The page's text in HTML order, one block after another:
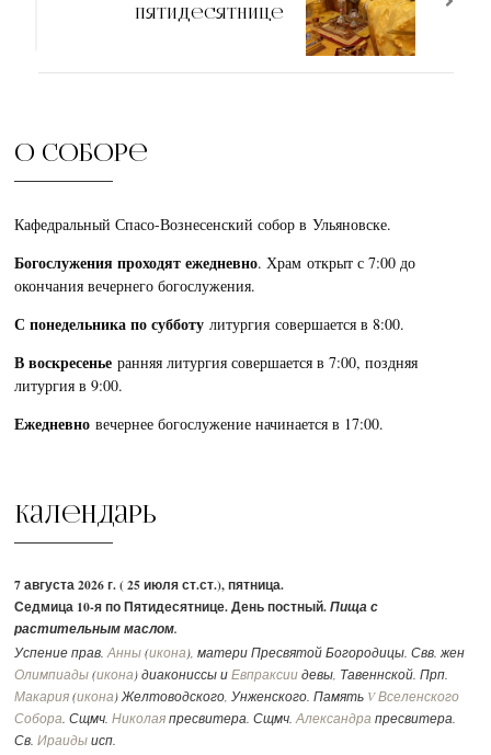
Пятидесятнице
О соборе
Кафедральный Спасо-Вознесенский собор в Ульяновске.
Богослужения проходят ежедневно. Храм открыт с 7:00 до
окончания вечернего богослужения.
С понедельника по субботулитургия совершается в 8:00.
В воскресеньеранняя литургия совершается в 7:00, поздняя
литургия в 9:00.
Ежедневновечернее богослужение начинается в 17:00.
Календарь
7 августа 2026 г. ( 25 июля ст.ст.), пятница.
Седмица 10-я по Пятидесятнице. День постный.Пища с
растительным маслом.
Успение прав.Анны (икона), матери Пресвятой Богородицы. Свв. жен
Олимпиады (икона) диакониссы иЕвпраксии девы, Тавеннской. Прп.
Макария (икона) Желтоводского, Унженского. Память V Вселенского
Собора. Сщмч.Николая пресвитера. Сщмч.Александра пресвитера.
Св.Ираиды исп.